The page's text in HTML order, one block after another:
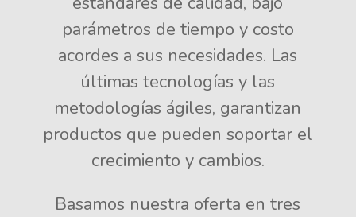
parámetros de tiempo y costo
acordes a sus necesidades. Las
últimas tecnologías y las
metodologías ágiles, garantizan
productos que pueden soportar el
crecimiento y cambios.
Basamos nuestra oferta en tres